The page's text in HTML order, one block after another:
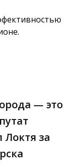
— это
Локтя за